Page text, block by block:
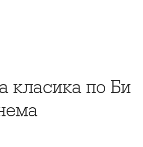
класика по Би